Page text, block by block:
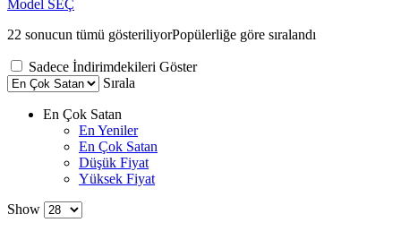
Model SEÇ
22 sonucun tümü gösteriliyorPopülerliğe göre sıralandı
Sadece İndirimdekileri Göster
Sırala
En Çok Satan
En Yeniler
En Çok Satan
Düşük Fiyat
Yüksek Fiyat
Show